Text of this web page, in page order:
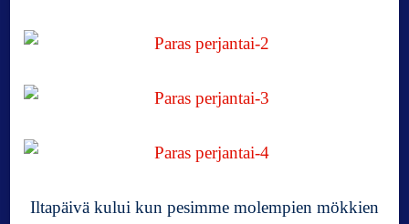
Iltapäivä kului kun pesimme molempien mökkien